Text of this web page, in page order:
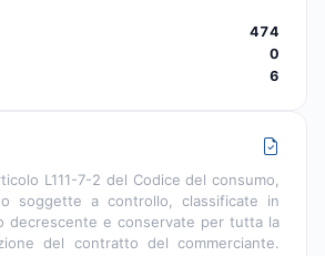
474
0
6
L111-7-2 del Codice del consumo,
soggette a controllo, classificate in
decrescente e conservate per tutta la
del contratto del commerciante.